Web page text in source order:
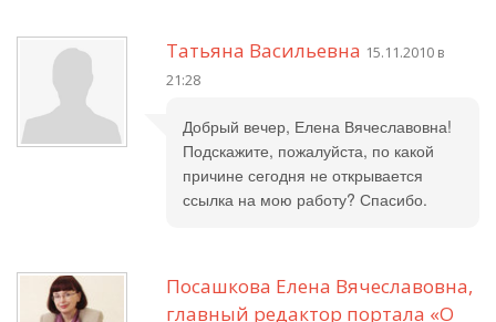
Татьяна Васильевна 15.11.2010 в
21:28
Добрый вечер, Елена Вячеславовна!
Подскажите, пожалуйста, по какой
причине сегодня не открывается
ссылка на мою работу? Спасибо.
Посашкова Елена Вячеславовна,
главный редактор портала «О